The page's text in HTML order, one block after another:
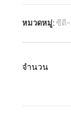
หมวดหมู่:ซีดี-
จำนวน